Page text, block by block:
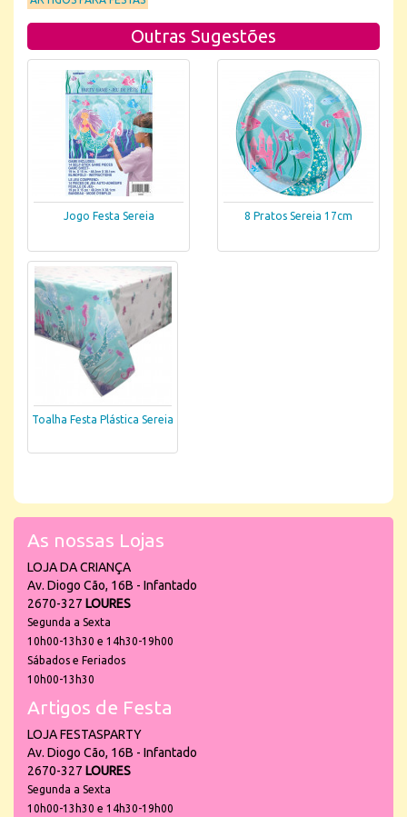
Outras Sugestões
Jogo Festa Sereia 8 Pratos Sereia 17cm
Toalha Festa Plástica Sereia
As nossas Lojas
LOJA DA CRIANÇA
Av. Diogo Cão, 16B - Infantado
2670-327 LOURES
Segunda a Sexta
10h00-13h30 e 14h30-19h00
Sábados e Feriados
10h00-13h30
Artigos de Festa
LOJA FESTASPARTY
Av. Diogo Cão, 16B - Infantado
2670-327 LOURES
Segunda a Sexta
10h00-13h30 e 14h30-19h00